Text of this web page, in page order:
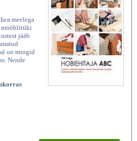
meelega
mööblitüki
jääb
on mingid
Nende